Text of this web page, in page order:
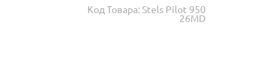
Код Товара: Stels Pilot 950
26MD